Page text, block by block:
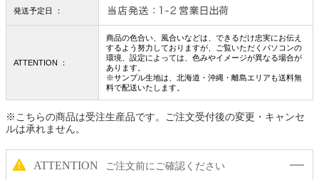
発送予定日 ：
ATTENTION ：
商品の色合い、風合いなどは、できるだけ忠実にお伝え
するよう努力しておりますが、ご覧いただくパソコンの
環境、設定によっては、色みやイメージが異なる場合が
あります。
※サンプル生地は、北海道・沖縄・離島エリアも送料無
料で配送いたします。
※こちらの商品は受注生産品です。ご注文受付後の変更・キャンセ
ルは承れません。
ATTENTION ご注文前にご確認ください